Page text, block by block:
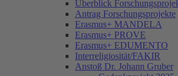
Überblick
Antrag Forschungsprojekte
Erasmus+ MANDELA
Erasmus+ PROVE
Erasmus+ EDUMENTO
Interreligiosität/FAKIR
Anstoß Dr. Johann Gruber